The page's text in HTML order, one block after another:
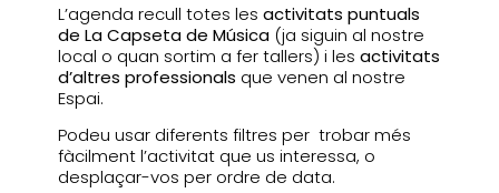
L’agenda recull totes les activitats puntuals
de La Capseta de Música (ja siguin al nostre
local o quan sortim a fer tallers) i les activitats
d’altres professionals que venen al nostre
Espai.
Podeu usar diferents filtres per trobar més
fàcilment l’activitat que us interessa, o
desplaçar-vos per ordre de data.